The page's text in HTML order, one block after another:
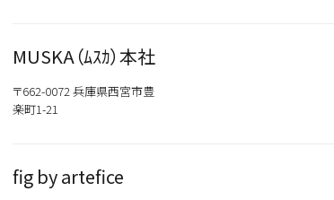
MUSKA（ﾑｽｶ）本社
〒662-0072 兵庫県西宮市豊
楽町1-21
fig by artefice